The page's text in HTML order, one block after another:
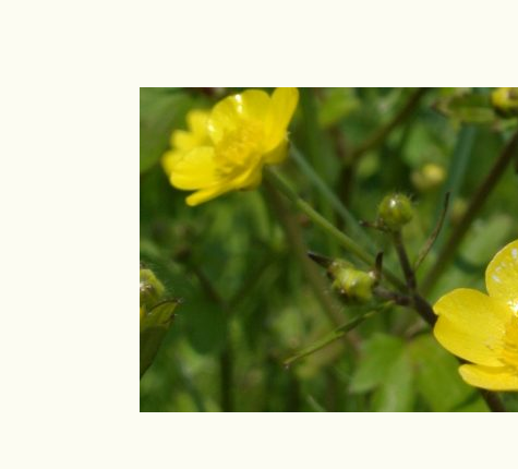
テ
ツ
へ
ス
キ
プ